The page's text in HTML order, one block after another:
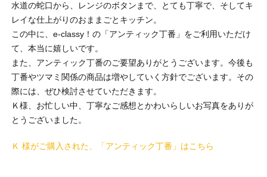
水道の蛇口から、レンジのボタンまで、とても丁寧で、そしてキ
レイな仕上がりのおままごとキッチン。
この中に、e-classy！の「アンティック丁番」をご利用いただけ
て、本当に嬉しいです。
また、アンティック丁番のご要望ありがとうございます。今後も
丁番やツマミ関係の商品は増やしていく方針でございます。その
際には、ぜひ検討させていただきます。
Ｋ様、お忙しい中、丁寧なご感想とかわいらしいお写真をありが
とうございました。
Ｋ 様がご購入された、「アンティック丁番」はこちら